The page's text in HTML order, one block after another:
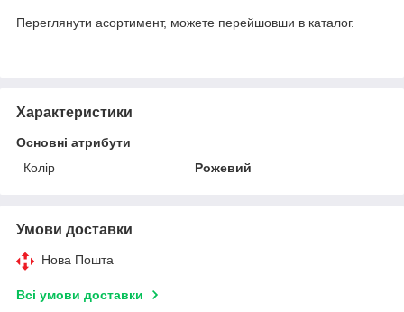
Переглянути асортимент, можете перейшовши в каталог.
Характеристики
Основні атрибути
Колір
Рожевий
Умови доставки
Нова Пошта
Всі умови доставки